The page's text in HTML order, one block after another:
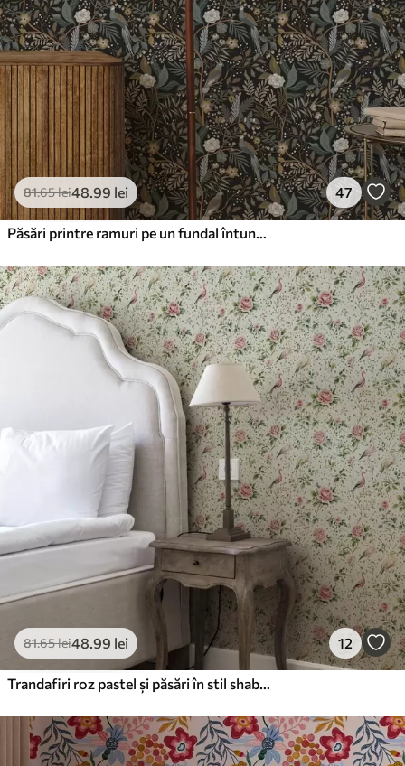
81.65lei48.99 lei 47
Păsări printre ramuri pe un fundal întunecat
81.65lei48.99 lei 12
Trandafiri roz pastel și păsări în stil shabby chic